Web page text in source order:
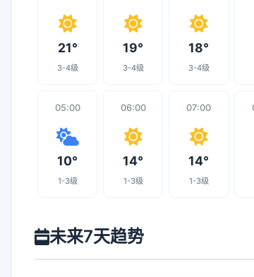
21°
3-4级
19°
3-4级
18°
3-4级
05:00
10°
1-3级
06:00
14°
1-3级
07:00
14°
1-3级
未来7天趋势